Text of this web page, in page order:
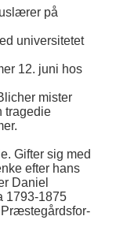
på
universitetet
12. juni hos
mister
tragedie
Gifter sig med
efter hans
Daniel
1793-1875
Præstegårdsfor-